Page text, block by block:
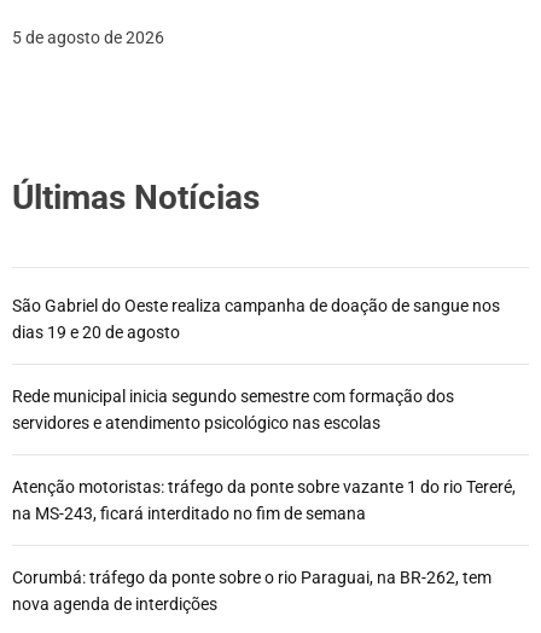
5 de agosto de 2026
Últimas Notícias
São Gabriel do Oeste realiza campanha de doação de sangue nos
dias 19 e 20 de agosto
Rede municipal inicia segundo semestre com formação dos
servidores e atendimento psicológico nas escolas
Atenção motoristas: tráfego da ponte sobre vazante 1 do rio Tereré,
na MS-243, ficará interditado no fim de semana
Corumbá: tráfego da ponte sobre o rio Paraguai, na BR-262, tem
nova agenda de interdições